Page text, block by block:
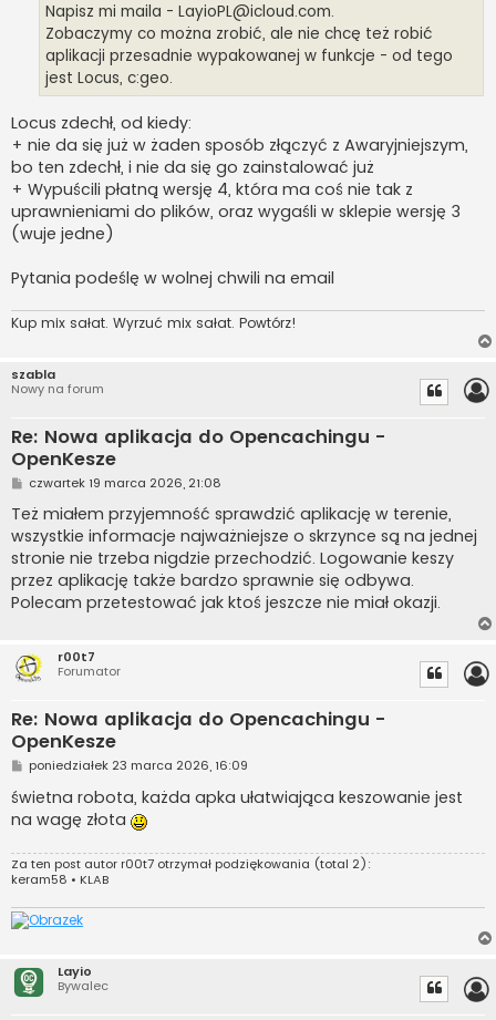
Napisz mi maila - LayioPL@icloud.com.
Zobaczymy co można zrobić, ale nie chcę też robić
aplikacji przesadnie wypakowanej w funkcje - od tego
jest Locus, c:geo.
Locus zdechł, od kiedy:
+ nie da się już w żaden sposób złączyć z Awaryjniejszym,
bo ten zdechł, i nie da się go zainstalować już
+ Wypuścili płatną wersję 4, która ma coś nie tak z
uprawnieniami do plików, oraz wygaśli w sklepie wersję 3
(wuje jedne)
Pytania podeślę w wolnej chwili na email
Kup mix sałat. Wyrzuć mix sałat. Powtórz!
szabla
Nowy na forum
Re: Nowa aplikacja do Opencachingu -
OpenKesze
P
s
t
czwartek 19 marca 2026, 21:08
Też miałem przyjemność sprawdzić aplikację w terenie,
wszystkie informacje najważniejsze o skrzynce są na jednej
stronie nie trzeba nigdzie przechodzić. Logowanie keszy
przez aplikację także bardzo sprawnie się odbywa.
Polecam przetestować jak ktoś jeszcze nie miał okazji.
r00t7
Forumator
Re: Nowa aplikacja do Opencachingu -
OpenKesze
P
o
s
t
poniedziałek 23 marca 2026, 16:09
świetna robota, każda apka ułatwiająca keszowanie jest
na wagę złota
Za ten post autor r00t7 otrzymał podziękowania (total 2):
keram58 • KLAB
Layio
Bywalec